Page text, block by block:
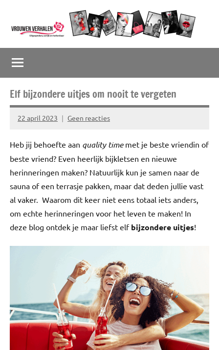
inhoud
springen
Vrouwenverhalen
en
herkenbaar
Elf bijzondere uitjes om nooit te vergeten
22 april 2023
Marion
Geen reacties
Heb jij behoefte aan quality timemet je beste vriendin of
beste vriend? Even heerlijk bijkletsen en nieuwe
herinneringen maken? Natuurlijk kun je samen naar de
sauna of een terrasje pakken, maar dat deden jullie vast
al vaker. Waarom dit keer niet eens totaal iets anders,
om echte herinneringen voor het leven te maken! In
deze blog ontdek je maar liefst elf bijzondere uitjes!